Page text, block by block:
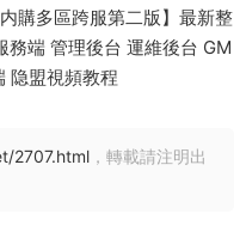
2707.html ，轉載請注明出